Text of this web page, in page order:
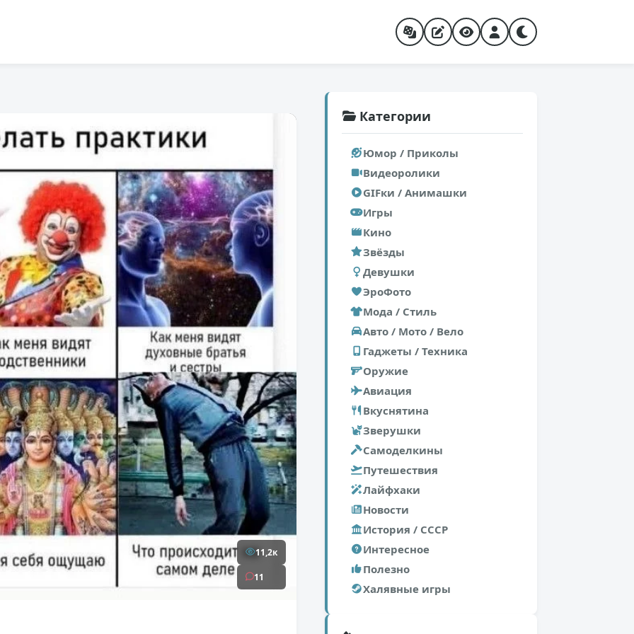
11,2к
11
Категории
Юмор / Приколы
Видеоролики
GIFки / Анимашки
Игры
Кино
Звёзды
Девушки
ЭроФото
Мода / Стиль
Авто / Мото / Вело
Гаджеты / Техника
Оружие
Авиация
Вкуснятина
Зверушки
Самоделкины
Путешествия
Лайфхаки
Новости
История / СССР
Интересное
Полезно
Халявные игры